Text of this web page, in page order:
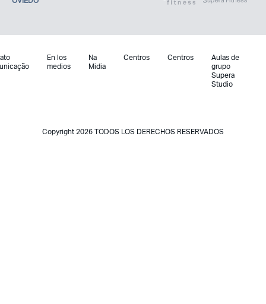
En los
medios
Na
Midia
Centros Centros
Aulas de
grupo
Supera
Studio
Copyright 2026 TODOS LOS DERECHOS RESERVADOS